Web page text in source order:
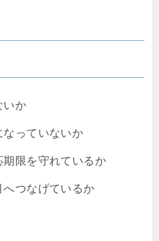
いか
なっていないか
限を守れているか
つなげているか